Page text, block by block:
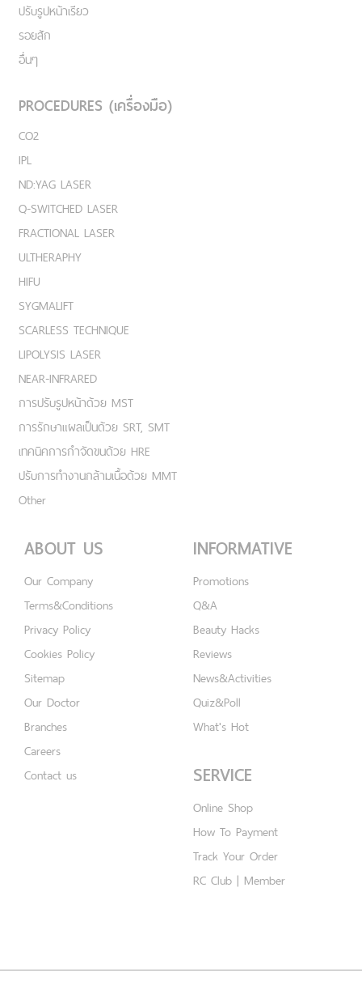
ปรับรูปหน้าเรียว
รอยสัก
อื่นๆ
PROCEDURES (เครื่องมือ)
CO2
IPL
ND:YAG LASER
Q-SWITCHED LASER
FRACTIONAL LASER
ULTHERAPHY
HIFU
SYGMALIFT
SCARLESS TECHNIQUE
LIPOLYSIS LASER
NEAR-INFRARED
การปรับรูปหน้าด้วย MST
การรักษาแผลเป็นด้วย SRT, SMT
เทคนิคการกำจัดขนด้วย HRE
ปรับการทำงานกล้ามเนื้อด้วย MMT
Other
ABOUT US
Our Company
Terms&Conditions
Privacy Policy
Cookies Policy
Sitemap
Our Doctor
Branches
Careers
Contact us
INFORMATIVE
Promotions
Q&A
Beauty Hacks
Reviews
News&Activities
Quiz&Poll
What's Hot
SERVICE
Online Shop
How To Payment
Track Your Order
RC Club | Member